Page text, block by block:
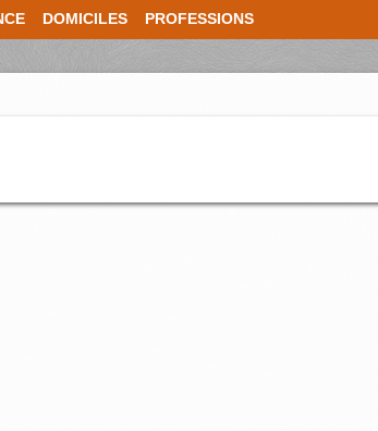
DOMICILES PROFESSIONS